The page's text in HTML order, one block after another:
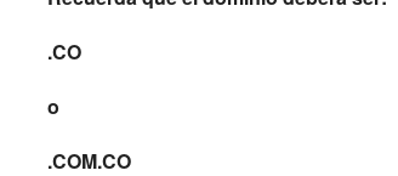
.CO
o
.COM.CO